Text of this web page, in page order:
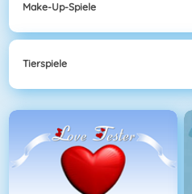
Make-Up-Spiele
Tierspiele